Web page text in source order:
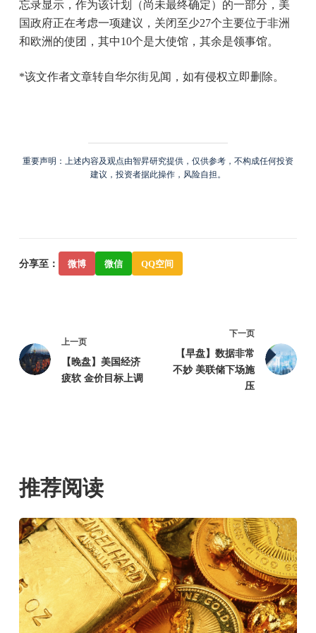
忘录显示，作为该计划（尚未最终确定）的一部分，美
国政府正在考虑一项建议，关闭至少27个主要位于非洲
和欧洲的使团，其中10个是大使馆，其余是领事馆。
*该文作者文章转自华尔街见闻，如有侵权立即删除。
重要声明：上述内容及观点由智昇研究提供，仅供参考，不构成任何投资
建议，投资者据此操作，风险自担。
分享至： 微博 微信 QQ空间
上一页
【晚盘】美国经济
疲软 金价目标上调
下一页
【早盘】数据非常
不妙 美联储下场施
压
推荐阅读